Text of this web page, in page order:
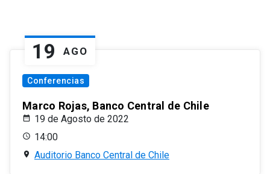
19 AGO
Conferencias
Marco Rojas, Banco Central de Chile
19 de Agosto de 2022
14:00
Auditorio Banco Central de Chile